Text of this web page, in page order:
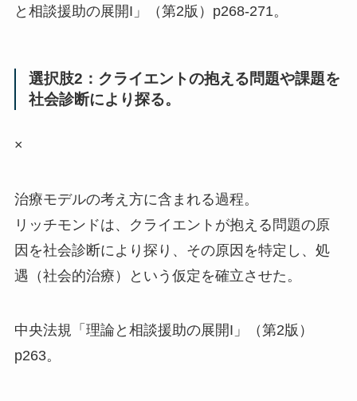
と相談援助の展開I」（第2版）p268-271。
選択肢2：クライエントの抱える問題や課題を
社会診断により探る。
×
治療モデルの考え方に含まれる過程。
リッチモンドは、クライエントが抱える問題の原
因を社会診断により探り、その原因を特定し、処
遇（社会的治療）という仮定を確立させた。
中央法規「理論と相談援助の展開I」（第2版）
p263。